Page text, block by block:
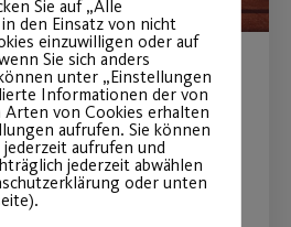
2021
trainieren kostenlos
Sie auf „Alle
den Einsatz von nicht
einzuwilligen oder auf
Sie sich anders
unter „Einstellungen
Informationen der von
von Cookies erhalten
aufrufen. Sie können
aufrufen und
jederzeit abwählen
oder unten